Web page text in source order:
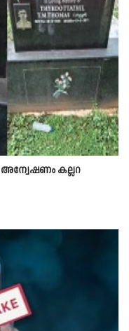
അന്വേഷണം കല്ലറ